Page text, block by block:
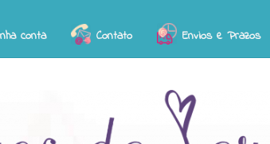
conta Contato Envios e Prazos